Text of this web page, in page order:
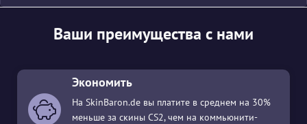
Ваши преимущества с нами
Экономить
На SkinBaron.de вы платите в среднем на 30%
меньше за скины CS2, чем на коммьюнити-